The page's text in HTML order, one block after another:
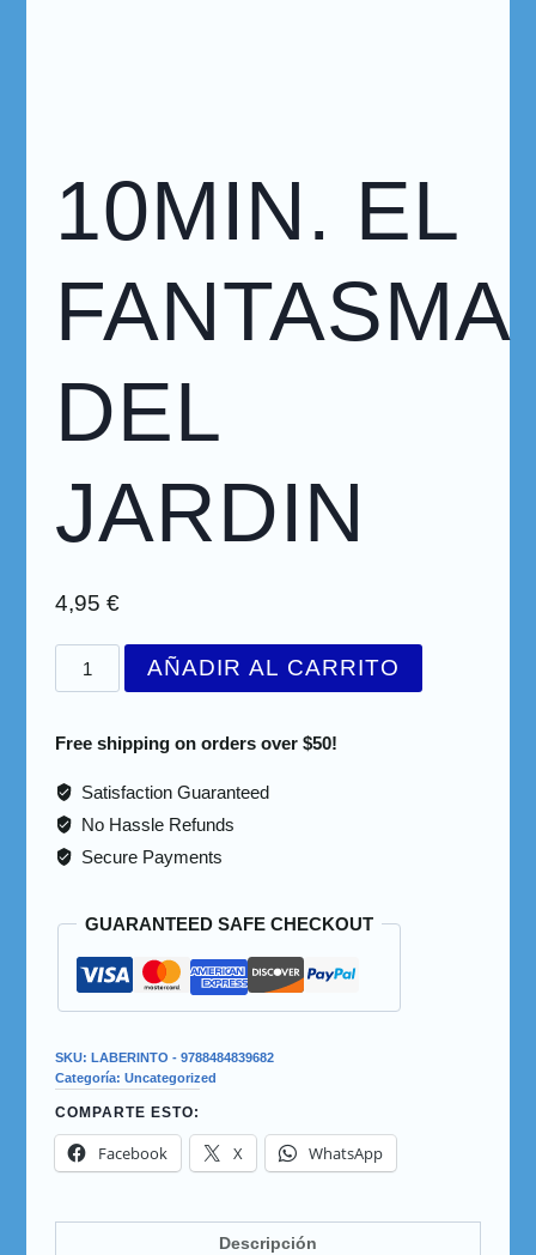
10MIN. EL
FANTASMA
DEL
JARDIN
4,95 €
AÑADIR AL CARRITO
Free shipping on orders over $50!
Satisfaction Guaranteed
No Hassle Refunds
Secure Payments
GUARANTEED SAFE CHECKOUT
SKU: LABERINTO - 9788484839682
Categoría: Uncategorized
COMPARTE ESTO:
Facebook X WhatsApp
Descripción